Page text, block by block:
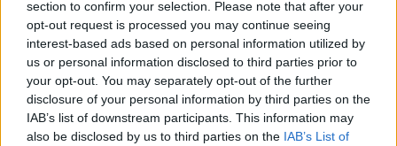
section to confirm your selection. Please note that after your
opt-out request is processed you may continue seeing
interest-based ads based on personal information utilized by
us or personal information disclosed to third parties prior to
your opt-out. You may separately opt-out of the further
disclosure of your personal information by third parties on the
IAB’s list of downstream participants. This information may
also be disclosed by us to third parties on the IAB’s List of
közszolgálati csatornán futó Beugró
rendszeres szereplője.
A színészi munka eltérő időbeosztást
kíván meg az úgymond normális
bioritmustól. Azért kell a sport, hogy az
ebből adódó negatív hatásokat
mérsékelje?